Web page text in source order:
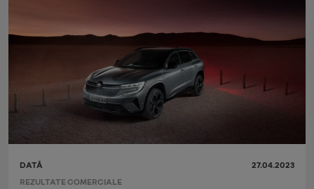
DATĂ
27.04.2023
REZULTATE COMERCIALE